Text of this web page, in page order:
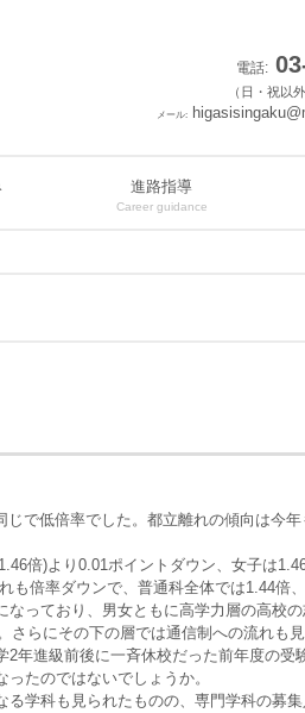
電話:
（日・祝以
メール:
進路指導
Career guidance
で低倍率でした。都立離れの傾向は今
倍)より0.01ポイントダウン、女子は
も倍率ダウンで、普通科全体では1.44倍
っており、男女ともに高学力層の高校の
さらにその下の層では通信制への流れも
年進級前後に一斉休校だった前年度の受
たのではないでしょうか。
学科も見られたものの、専門学科の募